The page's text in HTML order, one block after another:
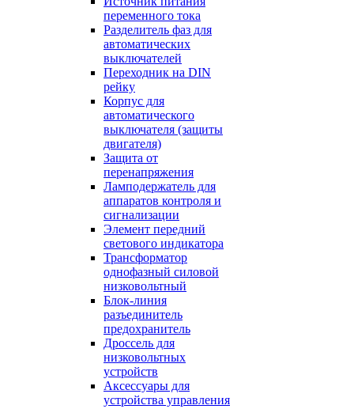
переменного тока
Разделитель фаз для
автоматических
выключателей
Переходник на DIN
рейку
Корпус для
автоматического
выключателя (защиты
двигателя)
Защита от
перенапряжения
Ламподержатель для
аппаратов контроля и
сигнализации
Элемент передний
светового индикатора
Трансформатор
однофазный силовой
низковольтный
Блок-линия
разъединитель
предохранитель
Дроссель для
низковольтных
устройств
Аксессуары для
устройства управления